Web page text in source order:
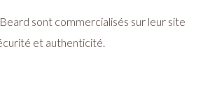
sont commercialisés sur leur site
et authenticité.